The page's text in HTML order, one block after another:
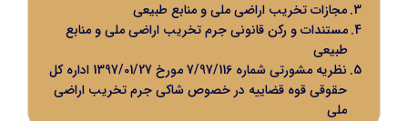
مجازات تخریب اراضی ملی و منابع طبیعی
مستندات و رکن قانونی جرم تخریب اراضی ملی و منابع
طبیعی
نظریه مشورتی شماره 7/97/116 مورخ 1397/01/27 اداره کل
حقوقی قوه قضاییه در خصوص شاکی جرم تخریب اراضی
ملی